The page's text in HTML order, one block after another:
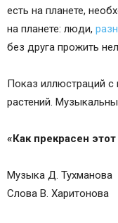
есть на планете,
на планете: люди,
без друга прожить
Показ иллюстраций
растений.
«Как прекрасен
Музыка Д. Тухманова
Слова В. Харитонова